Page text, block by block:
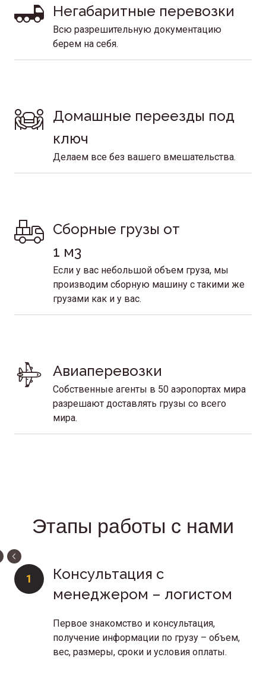
Негабаритные перевозки
Всю разрешительную документацию
берем на себя.
Домашные переезды под
ключ
Делаем все без вашего вмешательства.
Сборные грузы от
1 м3
Если у вас небольшой объем груза, мы
производим сборную машину с такими же
грузами как и у вас.
Авиаперевозки
Собственные агенты в 50 аэропортах мира
разрешают доставлять грузы со всего
мира.
Этапы работы с нами
1
Консультация с
менеджером – логистом
Первое знакомство и консультация,
получение информации по грузу – объем,
вес, размеры, сроки и условия оплаты.